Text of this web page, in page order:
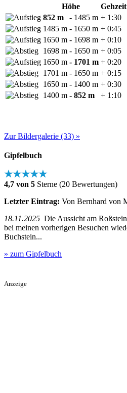
Höhe Gehzeit
852 m
- 1485 m + 1:30
1485 m - 1650 m + 0:45
1650 m - 1698 m + 0:10
1698 m - 1650 m + 0:05
1650 m - 1701 m + 0:20
1701 m - 1650 m + 0:15
1650 m - 1400 m + 0:30
1400 m - 852 m + 1:10
Zur Bildergalerie (33) »
Gipfelbuch
★★★★★
4,7 von 5 Sterne (20 Bewertungen)
Letzter Eintrag: Von Bernhard von
18.11.2025 Die Aussicht am
bei meinen vorherigen Besuchen
Buchstein...
» zum Gipfelbuch
Anzeige